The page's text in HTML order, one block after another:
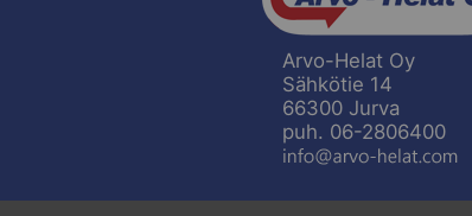
Arvo-Helat Oy
Sähkötie 14
66300 Jurva
puh. 06-2806400